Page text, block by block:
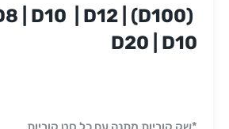
| D8 | D10 | D12 |
D20 | D10